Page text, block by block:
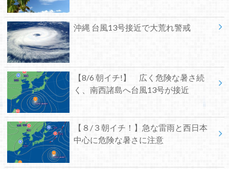
沖縄 台風13号接近で大荒れ警戒
【8/6 朝イチ!】 広く危険な暑さ続
く、南西諸島へ台風13号が接近
【８/３朝イチ！】急な雷雨と西日本
中心に危険な暑さに注意